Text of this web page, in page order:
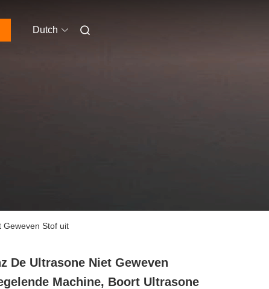
Dutch
Geweven Stof uit
De Ultrasone Niet Geweven
Machine, Boort Ultrasone